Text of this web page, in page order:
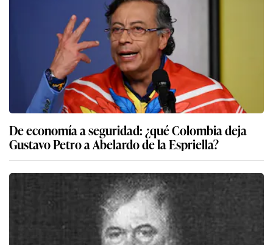
De economía a seguridad: ¿qué Colombia deja
Gustavo Petro a Abelardo de la Espriella?